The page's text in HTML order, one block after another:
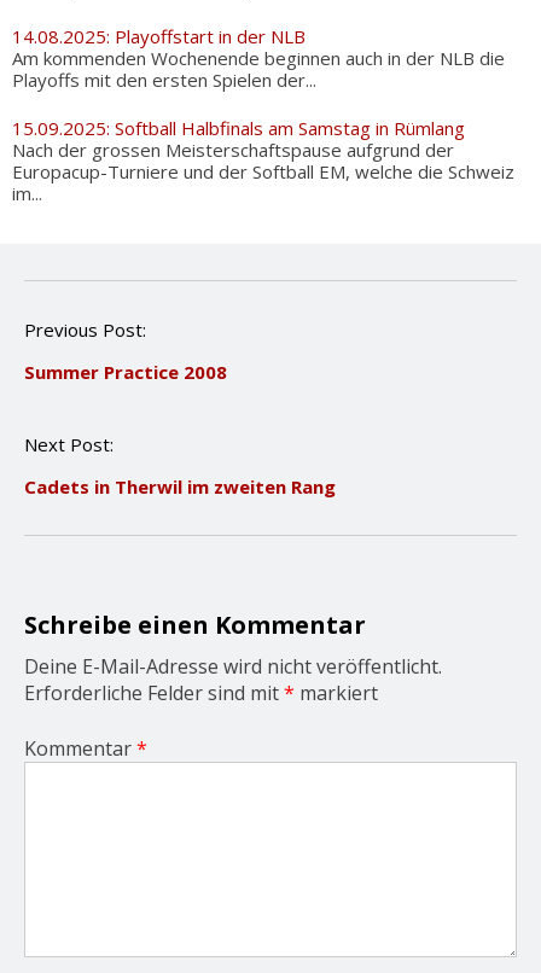
14.08.2025: Playoffstart in der NLB
Am kommenden Wochenende beginnen auch in der NLB die
Playoffs mit den ersten Spielen der...
15.09.2025: Softball Halbfinals am Samstag in Rümlang
Nach der grossen Meisterschaftspause aufgrund der
Europacup-Turniere und der Softball EM, welche die Schweiz
im...
P
s
a
i
o
n
Previous Post:
Summer Practice 2008
Next Post:
Cadets in Therwil im zweiten Rang
Schreibe einen Kommentar
Deine E-Mail-Adresse wird nicht veröffentlicht.
Erforderliche Felder sind mit* markiert
Kommentar*